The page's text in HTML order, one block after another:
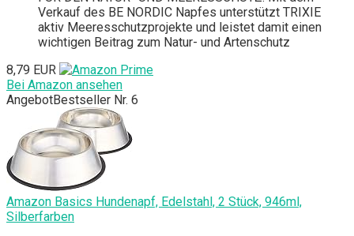
Verkauf des BE NORDIC Napfes unterstützt TRIXIE
aktiv Meeresschutzprojekte und leistet damit einen
wichtigen Beitrag zum Natur- und Artenschutz
8,79 EUR
Bei Amazon ansehen
AngebotBestseller Nr. 6
Amazon Basics Hundenapf, Edelstahl, 2 Stück, 946ml,
Silberfarben